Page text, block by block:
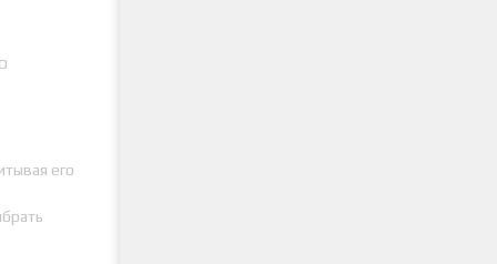
его